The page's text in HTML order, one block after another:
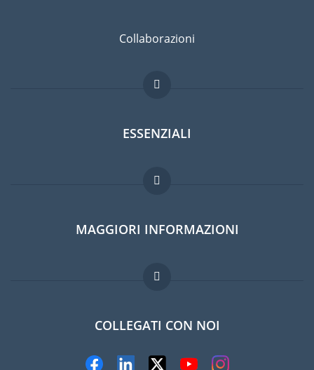
Collaborazioni
ESSENZIALI
Forum per expat
Guida per expat
Lavori all'estero
MAGGIORI INFORMAZIONI
Domande frequenti
COLLEGATI CON NOI